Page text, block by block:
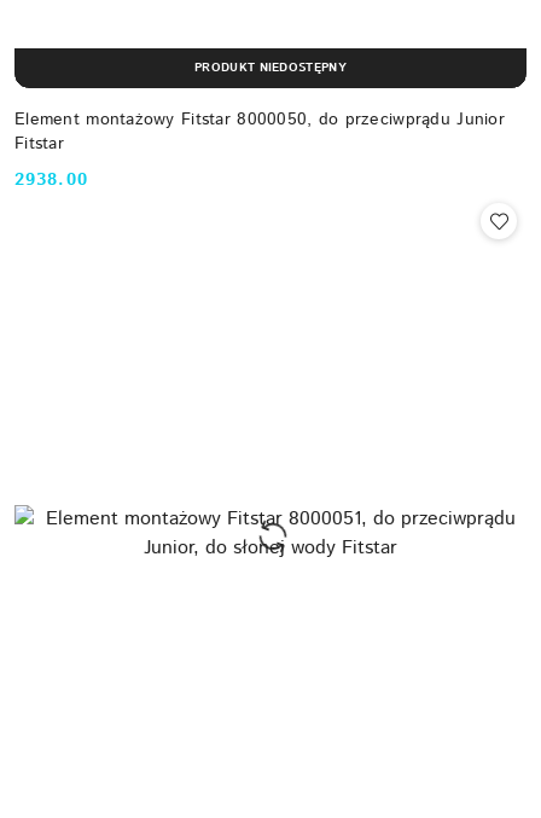
Element montażowy Fitstar 8000050, do przeciwprądu Junior
Fitstar
Cena:
2938.00
PRODUKT NIEDOSTĘPNY